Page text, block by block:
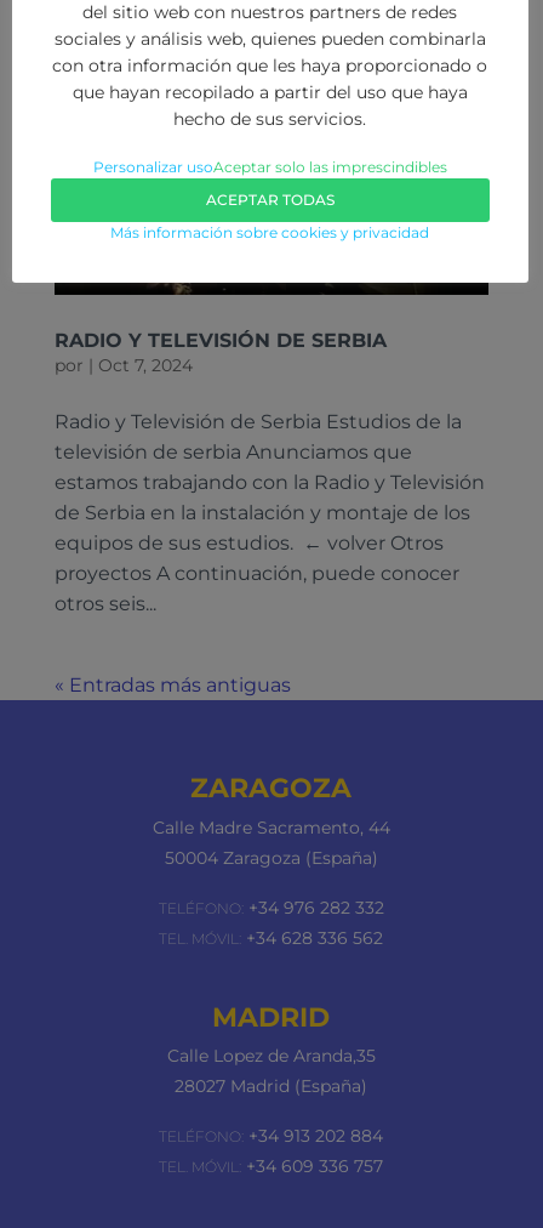
RADIO Y TELEVISIÓN DE SERBIA
por | Oct 7, 2024
Radio y Televisión de Serbia Estudios de la
televisión de serbia Anunciamos que
estamos trabajando con la Radio y Televisión
de Serbia en la instalación y montaje de los
equipos de sus estudios. ← volver Otros
proyectos A continuación, puede conocer
otros seis...
« Entradas más antiguas
ZARAGOZA
Calle Madre Sacramento, 44
50004 Zaragoza (España)
TELÉFONO:+34 976 282 332
TEL. MÓVIL: +34 628 336 562
MADRID
Calle Lopez de Aranda,35
28027 Madrid (España)
TELÉFONO: +34 913 202 884
TEL. MÓVIL: +34 609 336 757
del sitio web con nuestros partners de redes
sociales y análisis web, quienes pueden combinarla
con otra información que les haya proporcionado o
que hayan recopilado a partir del uso que haya
hecho de sus servicios.
Personalizar usoAceptar solo las imprescindibles
ACEPTAR TODAS
Más información sobre cookies y privacidad